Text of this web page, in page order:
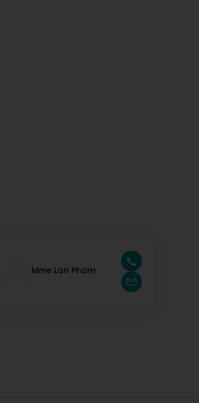
Mme Lan Pham